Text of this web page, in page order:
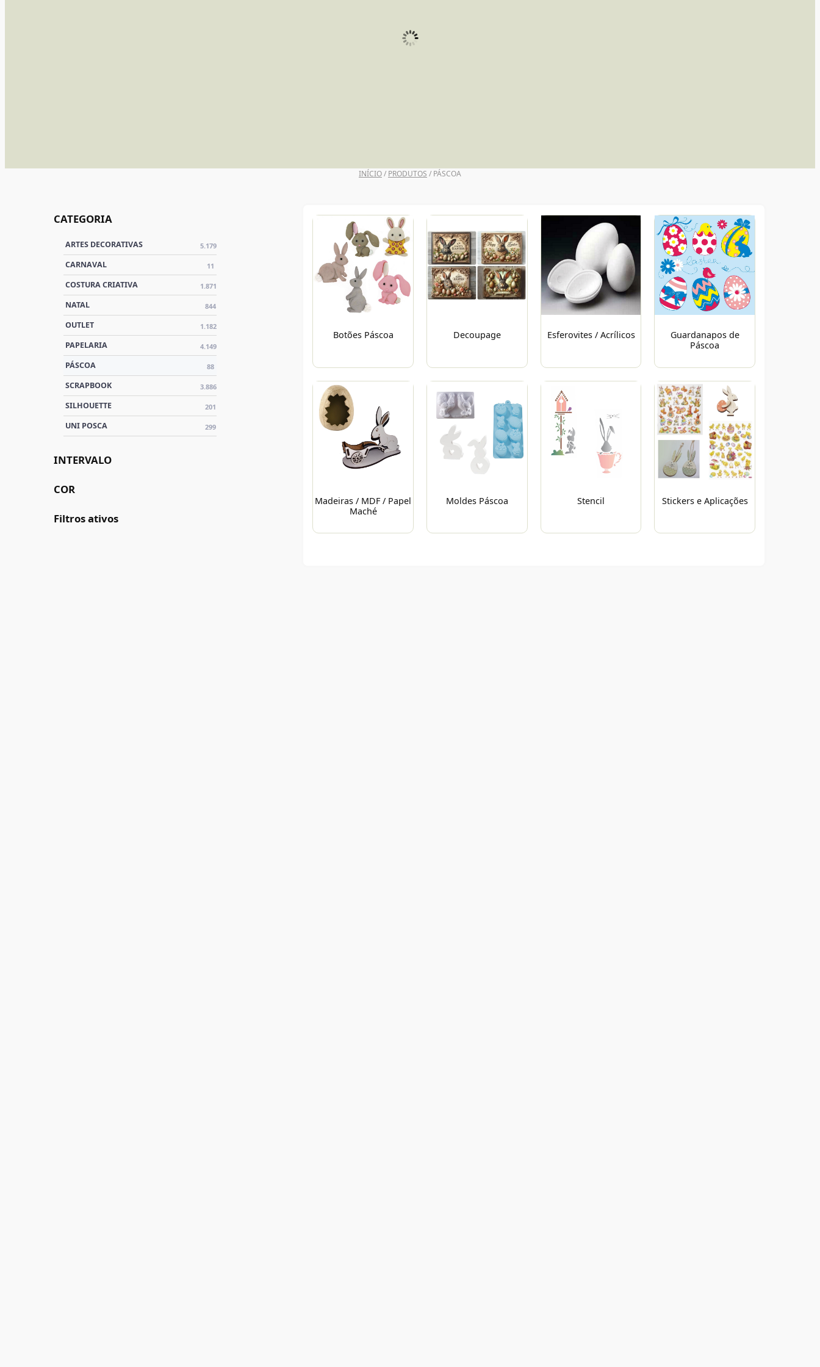
INÍCIO/ PRODUTOS / PÁSCOA
CATEGORIA
ARTES DECORATIVAS 5.179
CARNAVAL 11
COSTURA CRIATIVA 1.871
NATAL 844
OUTLET 1.182
PAPELARIA 4.149
PÁSCOA 88
SCRAPBOOK 3.886
SILHOUETTE 201
UNI POSCA 299
INTERVALO
COR
Filtros ativos
Botões Páscoa Decoupage Esferovites / Acrílicos
Guardanapos de
Páscoa
Madeiras / MDF / Papel
Maché
Moldes Páscoa Stencil Stickers e Aplicações